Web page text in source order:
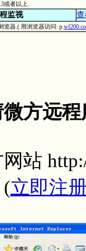
或者以上.
监视
览器.( 用浏览器访问: p.
方远
站
立即注